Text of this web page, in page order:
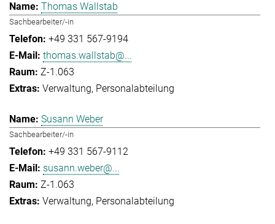
Thomas Wallstab
Sachbearbeiter/-in
+49 331 567-9194
thomas.wallstab@...
Z-1.063
Verwaltung Personalabteilung
Susann Weber
Sachbearbeiter/-in
+49 331 567-9112
susann.weber@...
Z-1.063
Verwaltung Personalabteilung